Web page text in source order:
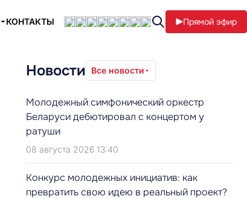
КОНТАКТЫ Прямой эфир
Новости Все новости
Молодежный симфонический оркестр
Беларуси дебютировал с концертом у
ратуши
08 августа 2026 13:40
Конкурс молодежных инициатив: как
превратить свою идею в реальный проект?